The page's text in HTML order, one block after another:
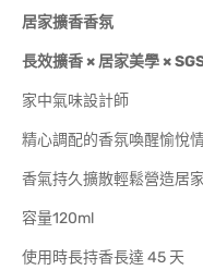
居家擴香香氛
長效擴香× 居家美學×
家中氣味設計師
精心調配的香氛喚醒愉悅
香氣持久擴散輕鬆營造居
容量120ml
使用時長持香長達 45 天